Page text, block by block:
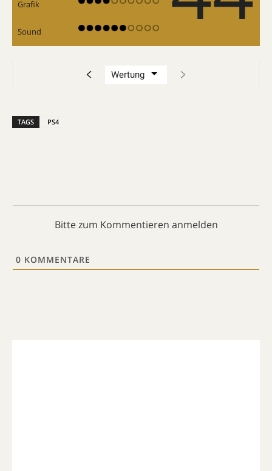
Grafik
Sound
TAGS PS4
Bitte zum Kommentieren anmelden
0 KOMMENTARE